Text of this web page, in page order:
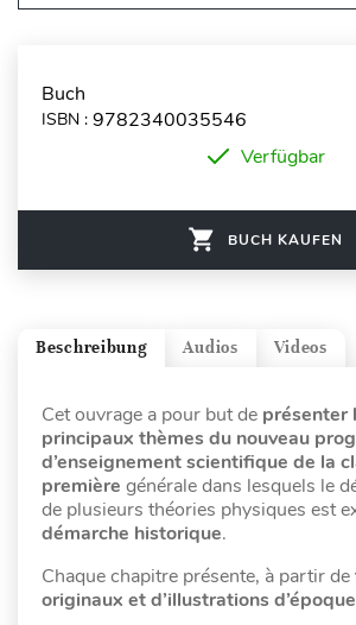
Buch
ISBN : 9782340035546
Verfügbar
BUCH KAUFEN
Videos
Audios
Beschreibung
Cet ouvrage a pour but de présenter
principaux thèmes du nouveau
d’enseignement scientifique de la
première générale dans lesquels le
de plusieurs théories physiques est
démarche historique.
Chaque chapitre présente, à partir de
originaux et d’illustrations d’époque